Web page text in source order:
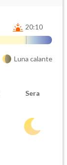
20:10
Luna calante
Sera